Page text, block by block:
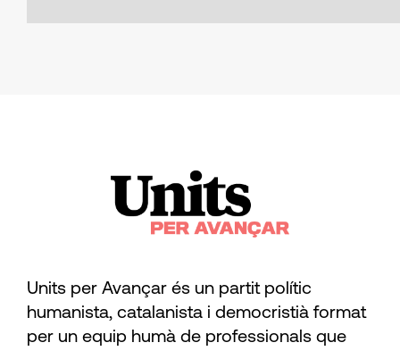
Units per Avançar és un partit polític
humanista, catalanista i democristià format
per un equip humà de professionals que